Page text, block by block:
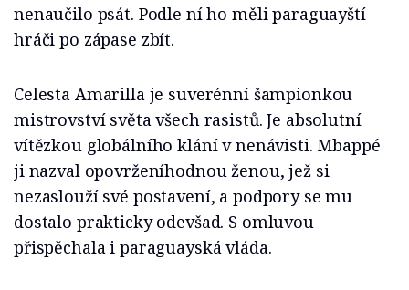
nenaučilo psát. Podle ní ho měli paraguayští
hráči po zápase zbít.
Celesta Amarilla je suverénní šampionkou
mistrovství světa všech rasistů. Je absolutní
vítězkou globálního klání v nenávisti. Mbappé
ji nazval opovrženíhodnou ženou, jež si
nezaslouží své postavení, a podpory se mu
dostalo prakticky odevšad. S omluvou
přispěchala i paraguayská vláda.